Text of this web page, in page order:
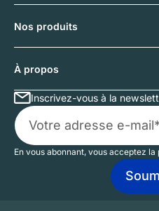
Nos produits
À propos
Qui sommes-nous ?
Inscrivez-vous à la
En vous abonnant, vous acceptez